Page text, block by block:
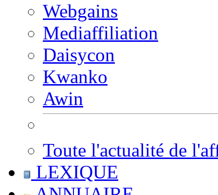
Webgains
Mediaffiliation
Daisycon
Kwanko
Awin
Toute l'actualité de
LEXIQUE